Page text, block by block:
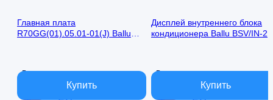
Главная плата
R70GG(01).05.01-01(J) Ballu
В наличии
Дисплей внутреннего блока
кондиционера Ballu BSV/IN-
В наличии